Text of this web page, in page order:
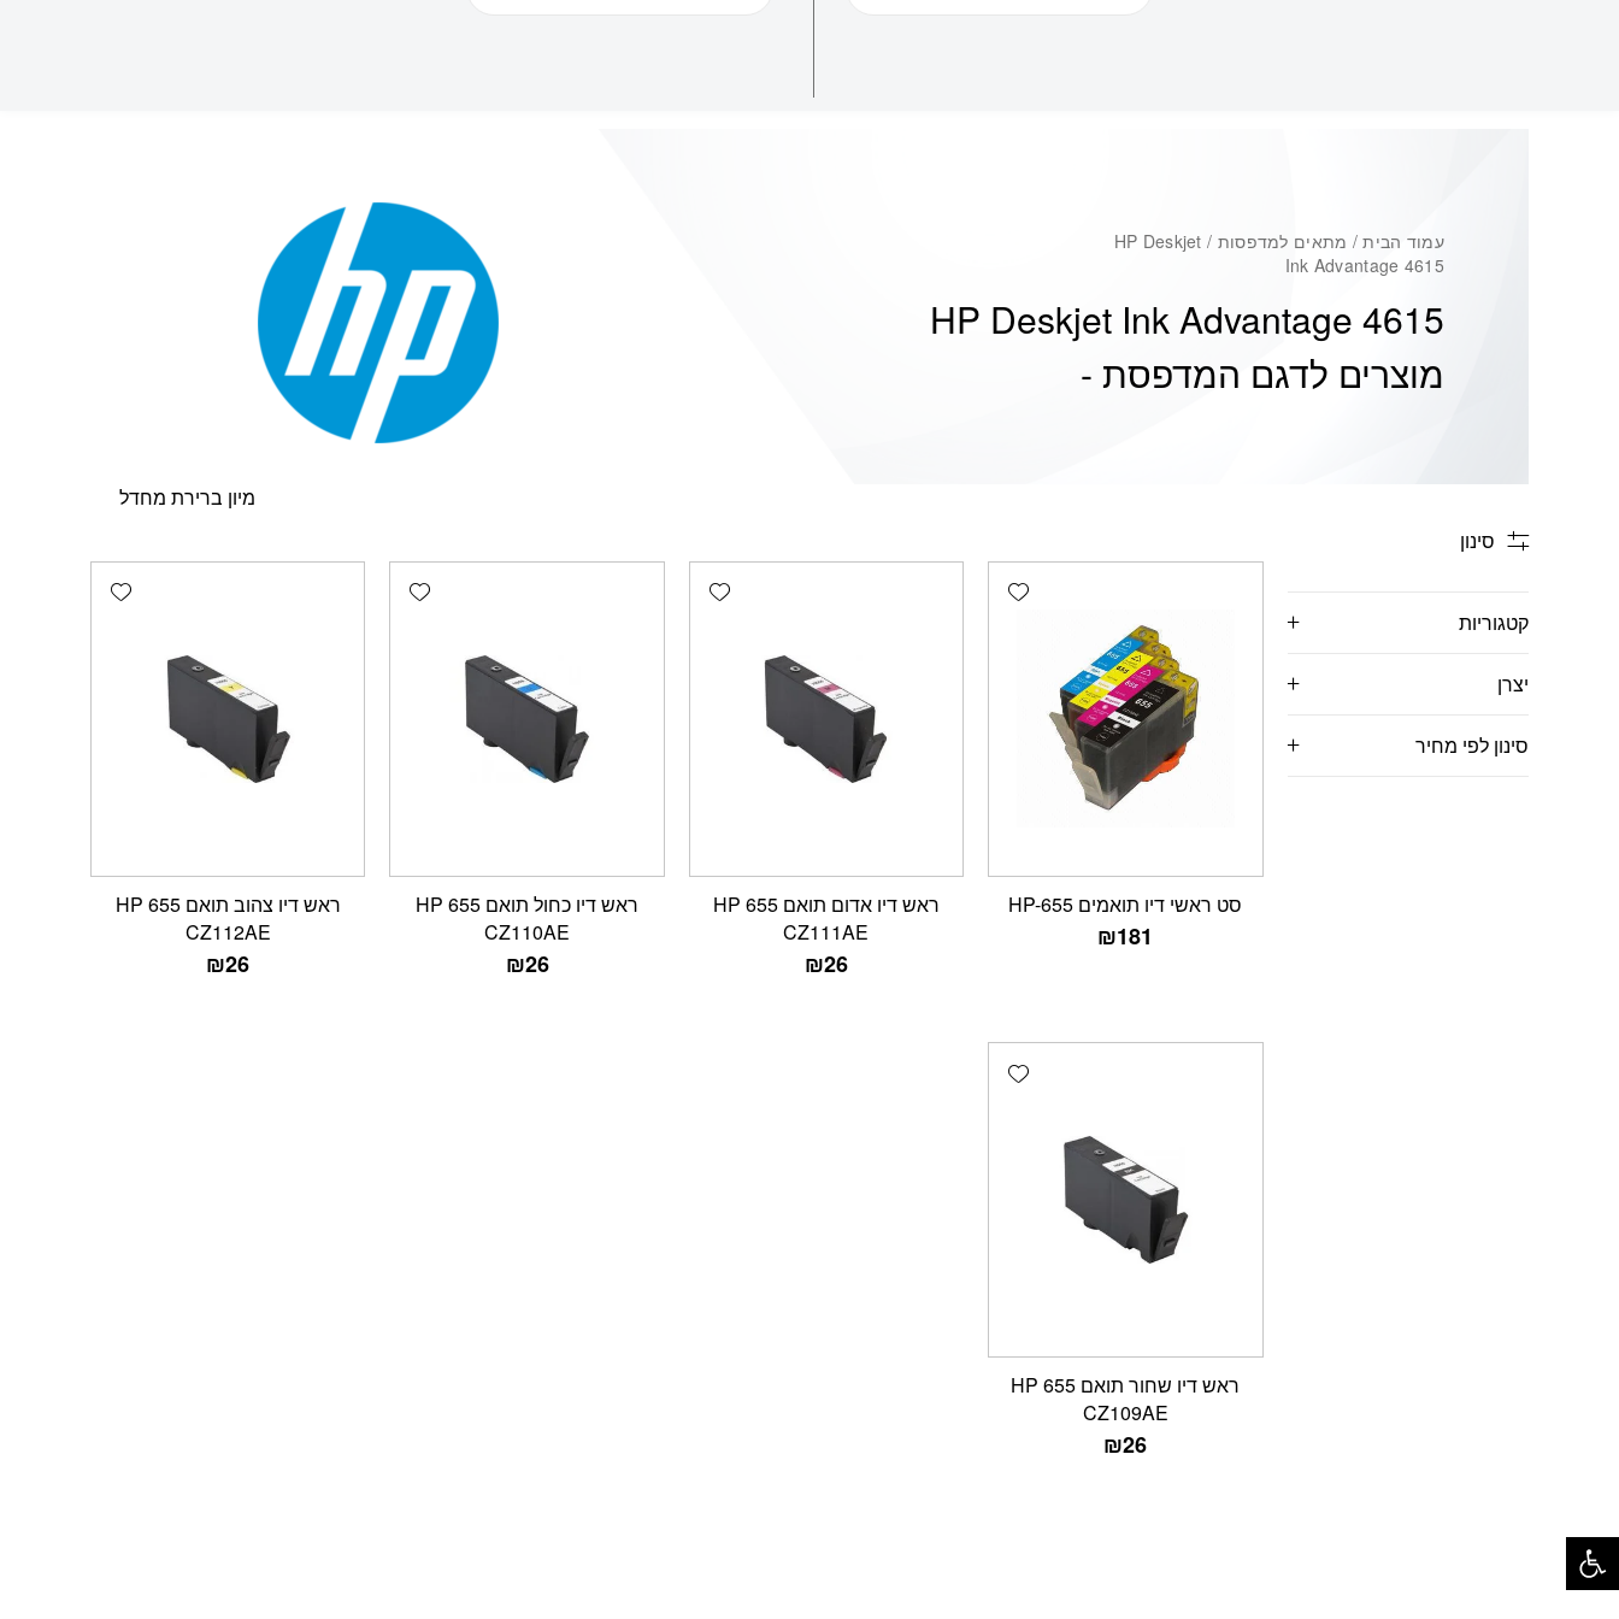
עמוד הבית
/ מתאים למדפסות / HP Deskjet
Ink Advantage 4615
HP Deskjet Ink Advantage 4615
מוצרים לדגם המדפסת -
סינון
קטגוריות
יצרן
סינון לפי מחיר
Add wishlist
סט ראשי דיו תואמים HP-655
₪181
Add wishlist
ראש דיו אדום תואם HP 655
CZ111AE
₪26
Add wishlist
ראש דיו כחול תואם HP 655
CZ110AE
₪26
Add wishlist
ראש דיו צהוב תואם HP 655
CZ112AE
₪26
Add wishlist
ראש דיו שחור תואם HP 655
CZ109AE
₪26
פתח סרגל נגישות